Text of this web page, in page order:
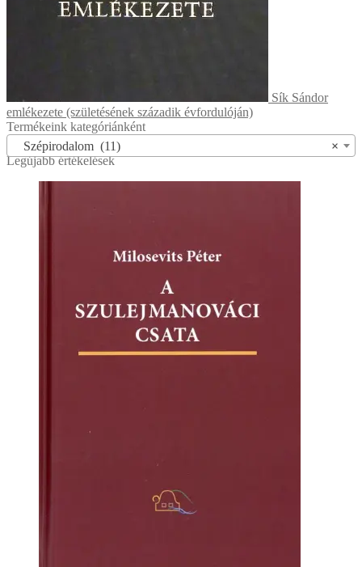
Sík Sándor
emlékezete (születésének századik évfordulóján)
Termékeink kategóriánként
×
Szépirodalom (11)
Legújabb értékelések